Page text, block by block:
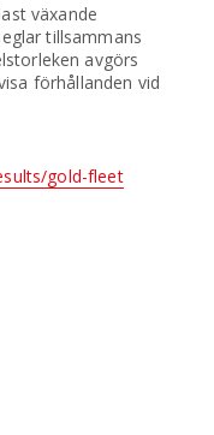
växande
tillsammans
avgörs
förhållanden vid
gold-fleet